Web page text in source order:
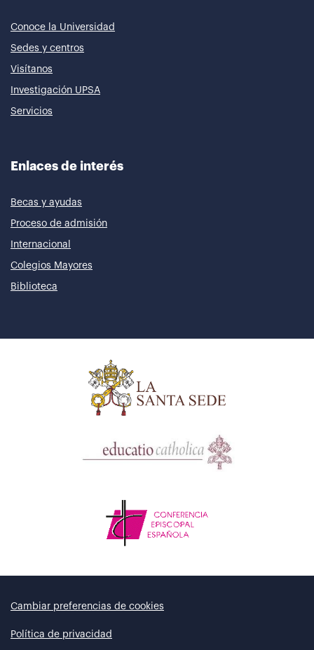
Conoce la Universidad
Sedes y centros
Visítanos
Investigación UPSA
Servicios
Enlaces de interés
Becas y ayudas
Proceso de admisión
Internacional
Colegios Mayores
Biblioteca
Cambiar preferencias de cookies
Política de privacidad